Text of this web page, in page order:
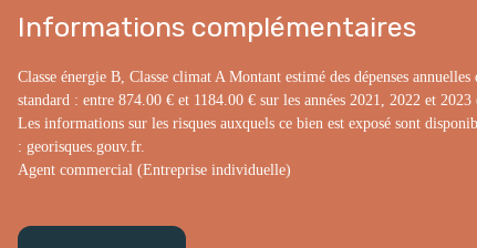
Informations complémentaires
Classe énergie B, Classe climat A Montant estimé des dépenses
standard : entre 874.00 € et 1184.00 € sur les années 2021, 2022 et
Les informations sur les risques auxquels ce bien est exposé sont
: georisques.gouv.fr.
Agent commercial (Entreprise individuelle)